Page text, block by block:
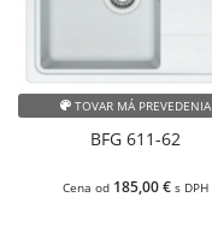
BFG 611-62
Cena od 185,00 € s DPH
TOVAR MÁ PREVEDENIA